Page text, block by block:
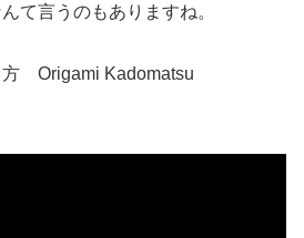
て言うのもありますね。
Origami Kadomatsu